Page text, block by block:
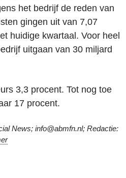
het bedrijf de reden van
gingen uit van 7,07
huidige kwartaal. Voor heel
uitgaan van 30 miljard
3,3 procent. Tot nog toe
17 procent.
News; info@abmfn.nl; Redactie: